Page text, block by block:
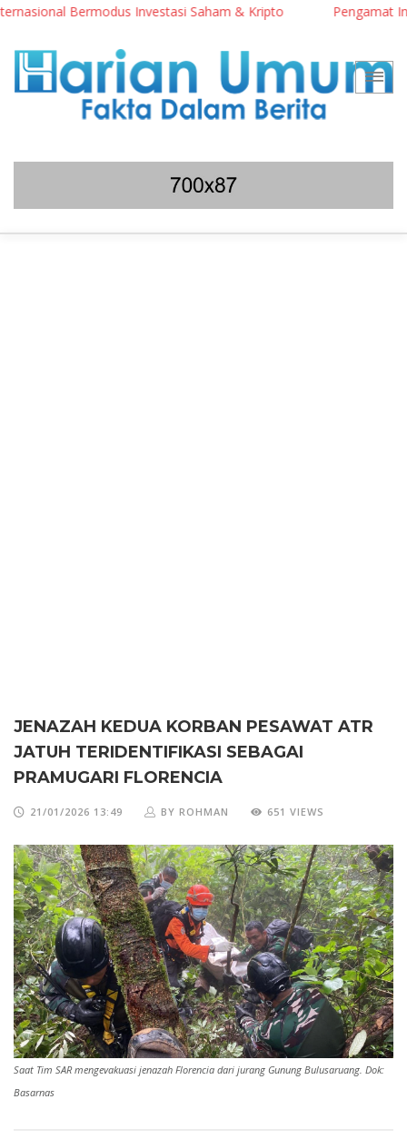
Bermodus Investasi Saham & Kripto Pengamat
JENAZAH KEDUA KORBAN PESAWAT ATR
JATUH TERIDENTIFIKASI SEBAGAI
PRAMUGARI FLORENCIA
21/01/2026 13:49 BY ROHMAN 651 VIEWS
Saat Tim SAR mengevakuasi jenazah Florencia dari jurang Gunung Bulusaruang. Dok:
Basarnas